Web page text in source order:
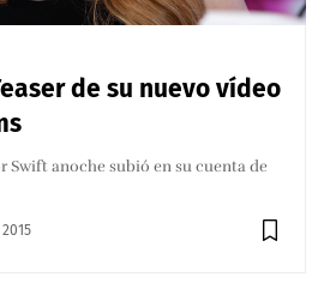
de su nuevo vídeo
Swift anoche subió en su cuenta de